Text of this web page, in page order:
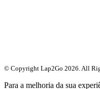
© Copyright Lap2Go 2026. All
Para a melhoria da sua